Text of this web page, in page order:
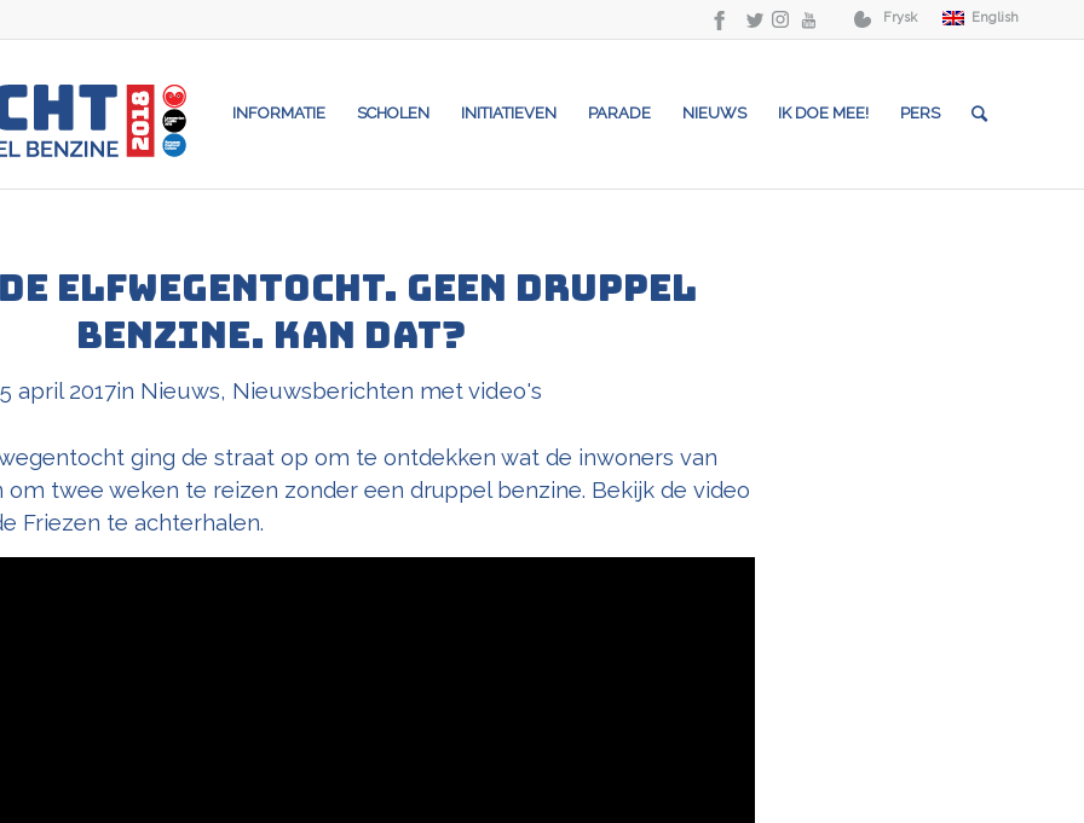
Frysk English
INFORMATIE SCHOLEN INITIATIEVEN PARADE NIEUWS IK DOE MEE! PERS
De Elfwegentocht. Geen druppel
benzine. Kan dat?
5 april 2017in Nieuws, Nieuwsberichten met video's
ging de straat op om te ontdekken wat de inwoners van
om twee weken te reizen zonder een druppel benzine. Bekijk de video
Friezen te achterhalen.